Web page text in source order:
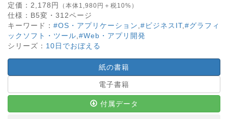
定価： 2,178 円 （本体1,980円＋税10%）
仕様： B5変・ 312ページ
キーワード： #OS・アプリケーション #ビジネスIT, #グラフィ
ックソフト・ツール #Web・アプリ開発
シリーズ： 10日でおぼえる
紙の書籍
電子書籍
付属データ